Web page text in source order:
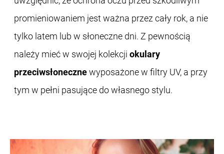
promieniowaniem jest ważna przez cały rok, a nie
tylko latem lub w słoneczne dni. Z pewnością
należy mieć w swojej kolekcji okulary
przeciwsłonecznewyposażone w filtry UV, a przy
tym w pełni pasujące do własnego stylu.